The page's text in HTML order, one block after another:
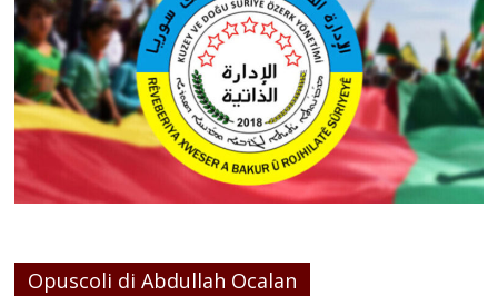
Opuscoli di Abdullah Ocalan